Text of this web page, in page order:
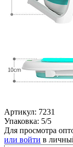
Артикул: 7231
Упаковка: 5/5
Для просмотра
или войти в